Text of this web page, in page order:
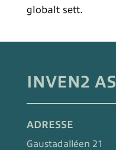
globalt sett.
INVEN2 AS
ADRESSE
Gaustadalléen 21